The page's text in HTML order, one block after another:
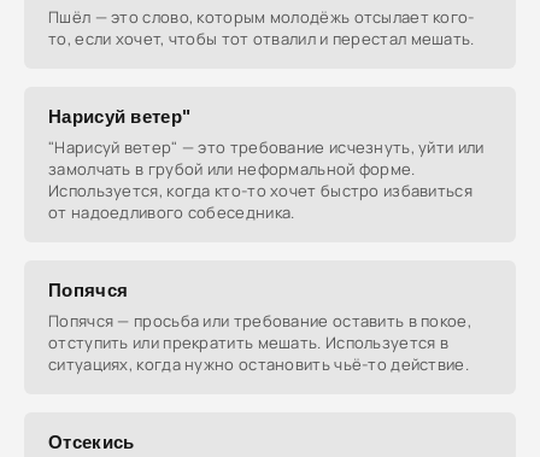
Пшёл — это слово, которым молодёжь отсылает кого-
то, если хочет, чтобы тот отвалил и перестал мешать.
Нарисуй ветер"
"Нарисуй ветер" — это требование исчезнуть, уйти или
замолчать в грубой или неформальной форме.
Используется, когда кто-то хочет быстро избавиться
от надоедливого собеседника.
Попячся
Попячся — просьба или требование оставить в покое,
отступить или прекратить мешать. Используется в
ситуациях, когда нужно остановить чьё-то действие.
Отсекись